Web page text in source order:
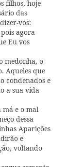
filhos, hoje
das
vos:
agora
Eu vos
medonha, o
Aqueles que
condenados e
a sua vida
má e o mal
dessa
Aparições
e
voltando